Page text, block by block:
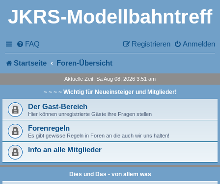
JKRS-Modellbahntreff
FAQ Anmelden
Registrieren
Startseite Foren-Übersicht
Aktuelle Zeit: Sa Aug 08, 2026 3:51 am
~ ~ ~ ~ Wichtig für Neueinsteiger und Mitglieder!
Der Gast-Bereich
Hier können unregistrierte Gäste ihre Fragen stellen
Forenregeln
Es gibt gewisse Regeln in Foren an die auch wir uns halten!
Info an alle Mitglieder
Dies und Das - von allem was